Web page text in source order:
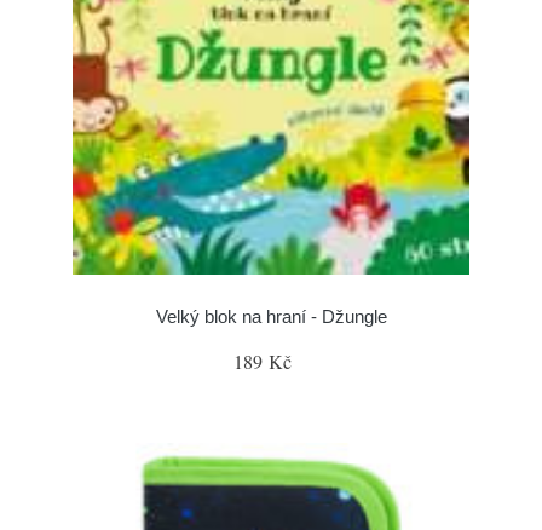
Velký blok na hraní - Džungle
189 Kč